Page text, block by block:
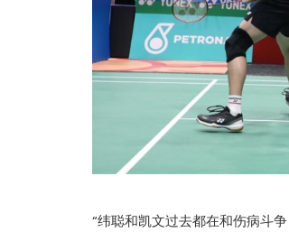
“纬聪和凯文过去都在和伤病斗